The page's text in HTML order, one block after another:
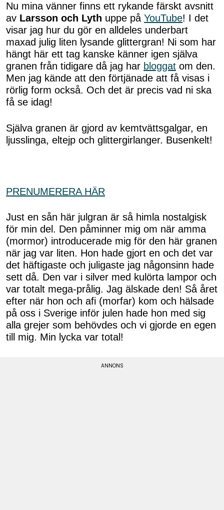
Nu mina vänner finns ett rykande färskt avsnitt
av Larsson och Lyth uppe på YouTube! I det
visar jag hur du gör en alldeles underbart
maxad julig liten lysande glittergran! Ni som har
hängt här ett tag kanske känner igen själva
granen från tidigare då jag har bloggat om den.
Men jag kände att den förtjänade att få visas i
rörlig form också. Och det är precis vad ni ska
få se idag!
Själva granen är gjord av kemtvättsgalgar, en
ljusslinga, eltejp och glittergirlanger. Busenkelt!
PRENUMERERA HÄR
Just en sån här julgran är så himla nostalgisk
för min del. Den påminner mig om när amma
(mormor) introducerade mig för den här granen
när jag var liten. Hon hade gjort en och det var
det häftigaste och juligaste jag någonsinn hade
sett då. Den var i silver med kulörta lampor och
var totalt mega-prålig. Jag älskade den! Så året
efter när hon och afi (morfar) kom och hälsade
på oss i Sverige inför julen hade hon med sig
alla grejer som behövdes och vi gjorde en egen
till mig. Min lycka var total!